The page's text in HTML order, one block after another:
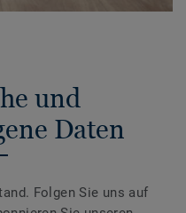
und
Daten
Folgen Sie uns auf